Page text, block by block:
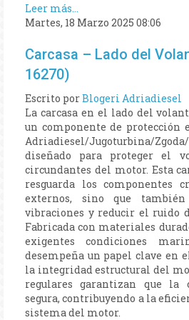
Leer más...
Martes, 18 Marzo 2025 08:06
Carcasa – Lado del
16270)
Escrito porBlogeri Adriadiesel
La carcasa en el lado del
un componente de protección
Adriadiesel/Jugoturbina/
diseñado para proteger el
circundantes del motor. Esta
resguarda los componentes
externos, sino que
vibraciones y reducir el ruido
Fabricada con materiales
exigentes condiciones
desempeña un papel clave en
la integridad estructural del
regulares garantizan que la
segura, contribuyendo a la
sistema del motor.